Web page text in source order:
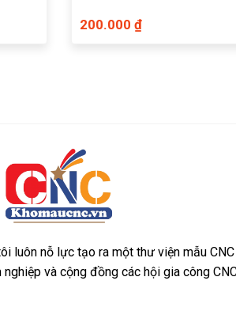
200.000 ₫
luôn nỗ lực tạo ra một thư viện mẫu
và cộng đồng các hội gia công